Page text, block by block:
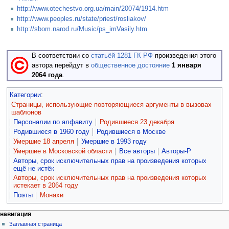
http://www.otechestvo.org.ua/main/20074/1914.htm
http://www.peoples.ru/state/priest/rosliakov/
http://sbom.narod.ru/Music/ps_imVasily.htm
В соответствии со статьёй 1281 ГК РФ произведения этого
автора перейдут в общественное достояние 1 января
2064 года
Категории:
Страницы, использующие повторяющиеся аргументы в вызовах
шаблонов
Персоналии по алфавиту
Родившиеся 23 декабря
Родившиеся в 1960 году
Родившиеся в Москве
Умершие 18 апреля
Умершие в 1993 году
Умершие в Московской области
Все авторы
Авторы-Р
Авторы, срок исключительных прав на произведения которых
ещё не истёк
Авторы, срок исключительных прав на произведения которых
истекает в 2064 году
Поэты
Монахи
навигация
Заглавная страница